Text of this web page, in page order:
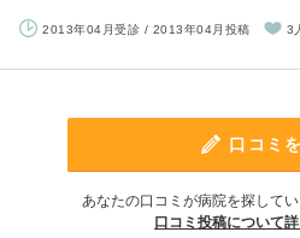
2013年04月受診 / 2013年04月投稿 3
口コミ
あなたの口コミが病院を探してい
口コミ投稿について